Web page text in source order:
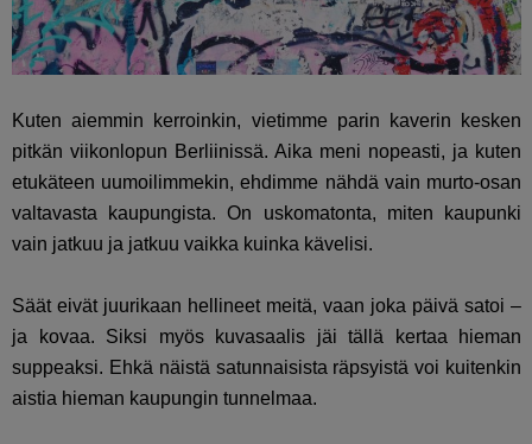
Kuten aiemmin kerroinkin, vietimme parin kaverin kesken
pitkän viikonlopun Berliinissä. Aika meni nopeasti, ja kuten
etukäteen uumoilimmekin, ehdimme nähdä vain murto-osan
valtavasta kaupungista. On uskomatonta, miten kaupunki
vain jatkuu ja jatkuu vaikka kuinka kävelisi.
Säät eivät juurikaan hellineet meitä, vaan joka päivä satoi –
ja kovaa. Siksi myös kuvasaalis jäi tällä kertaa hieman
suppeaksi. Ehkä näistä satunnaisista räpsyistä voi kuitenkin
aistia hieman kaupungin tunnelmaa.